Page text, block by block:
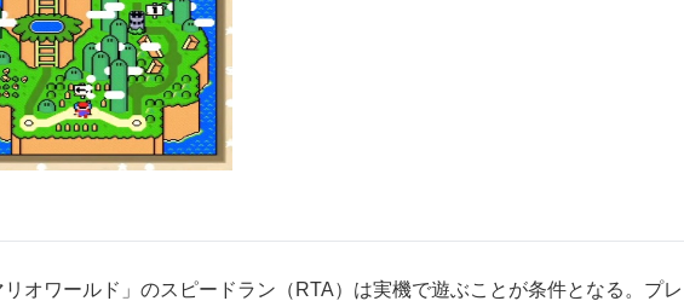
オワールド」のスピードラン（RTA）は実機で遊ぶことが条件となる。プレ